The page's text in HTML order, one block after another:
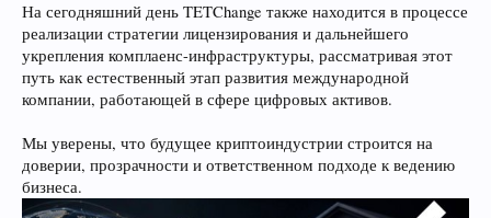
На сегодняшний день TETChange также находится в процессе
реализации стратегии лицензирования и дальнейшего
укрепления комплаенс-инфраструктуры, рассматривая этот
путь как естественный этап развития международной
компании, работающей в сфере цифровых активов.
Мы уверены, что будущее криптоиндустрии строится на
доверии, прозрачности и ответственном подходе к ведению
бизнеса.